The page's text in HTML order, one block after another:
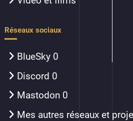
Réseaux sociaux
BlueSky 0
Discord 0
Mastodon 0
Mes autres réseaux et